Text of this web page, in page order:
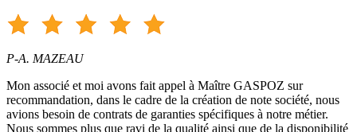
P-A. MAZEAU
Mon associé et moi avons fait appel à Maître GASPOZ sur
recommandation, dans le cadre de la création de note société, nous
avions besoin de contrats de garanties spécifiques à notre métier.
Nous sommes plus que ravi de la qualité ainsi que de la disponibilité